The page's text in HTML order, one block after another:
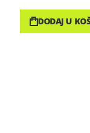
DODAJ U